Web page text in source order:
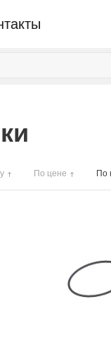
По цене По